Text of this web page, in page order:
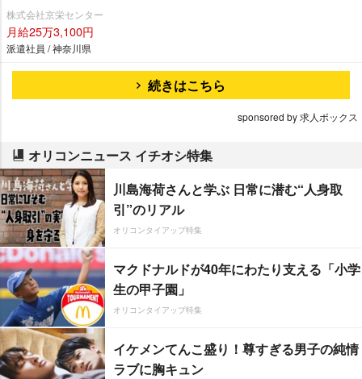
株式会社京栄センター
月給25万3,100円
派遣社員 / 神奈川県
続きはこちら
sponsored by 求人ボックス
オリコンニュース イチオシ特集
川島海荷さんと学ぶ 日常に潜む“人身取
引”のリアル
オリコンタイアップ特集
マクドナルドが40年にわたり支える「小学
生の甲子園」
オリコンタイアップ特集
イケメンてんこ盛り！尊すぎる男子の純情
ラブに胸キュン